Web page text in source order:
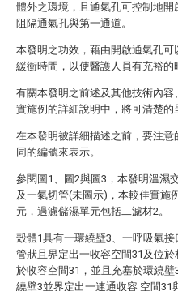
體外之環境，且通氣孔可控制地
阻隔通氣孔與第一通道。
本發明之功效，藉由開啟通氣孔
緩衝時間，以使醫護人員有充裕的
有關本發明之前述及其他技術內
實施例的詳細說明中，將可清楚的
在本發明被詳細描述之前，要注
同的編號來表示。
參閱圖1、圖2與圖3，本發明溫濕
及一氣切管(未圖示)，本較佳實施
元，過濾儲濕單元包括二濾材2。
殼體1具有一環繞壁3、一呼吸氣
管狀且界定出一收容空間31及位
於收容空間31，並且充塞於環繞
繞壁3並界定出一連通收容 空間31